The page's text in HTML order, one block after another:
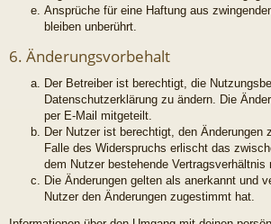
Ansprüche für eine Haftung aus
bleiben unberührt.
6. Änderungsvorbehalt
Der Betreiber ist berechtigt, die
Datenschutzerklärung zu ändern. Die
per E-Mail mitgeteilt.
Der Nutzer ist berechtigt, den Änderungen
Falle des Widerspruchs erlischt das
dem Nutzer bestehende Vertragsverhältnis
Die Änderungen gelten als anerkannt und
Nutzer den Änderungen zugestimmt hat.